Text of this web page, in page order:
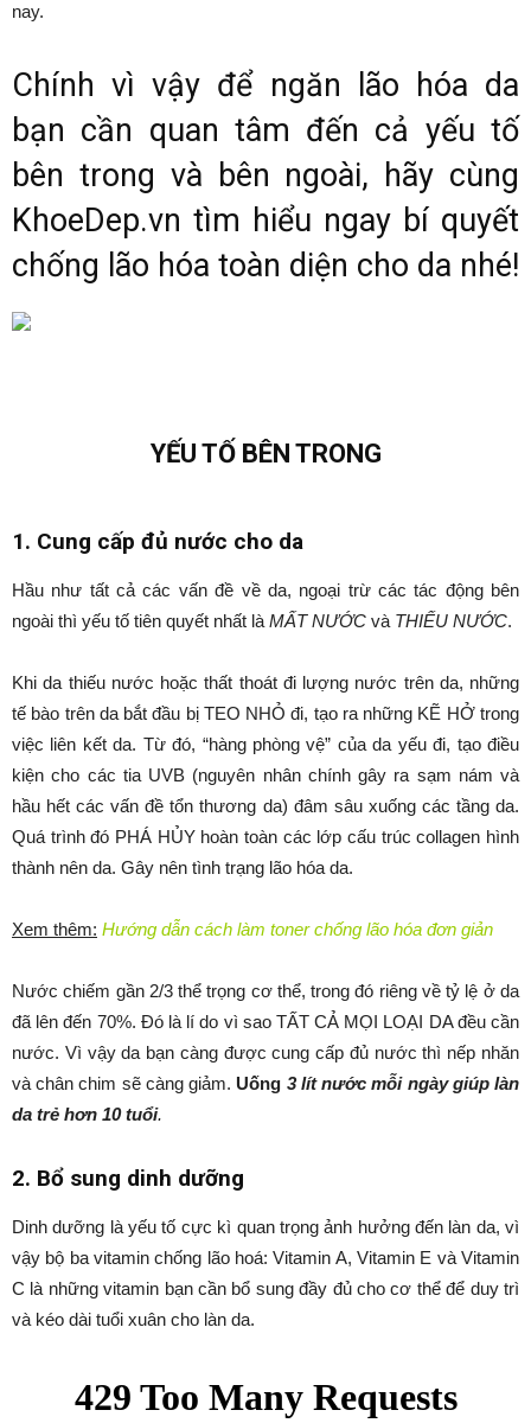
nay.
Chính vì vậy để ngăn lão hóa da
bạn cần quan tâm đến cả yếu tố
bên trong và bên ngoài, hãy cùng
KhoeDep.vn tìm hiểu ngay bí quyết
chống lão hóa toàn diện cho da nhé!
YẾU TỐ BÊN TRONG
1. Cung cấp đủ nước cho da
Hầu như tất cả các vấn đề về da, ngoại trừ các tác động bên
ngoài thì yếu tố tiên quyết nhất là MẤT NƯỚC và THIẾU NƯỚC.
Khi da thiếu nước hoặc thất thoát đi lượng nước trên da, những
tế bào trên da bắt đầu bị TEO NHỎ đi, tạo ra những KẼ HỞ trong
việc liên kết da. Từ đó, “hàng phòng vệ” của da yếu đi, tạo điều
kiện cho các tia UVB (nguyên nhân chính gây ra sạm nám và
hầu hết các vấn đề tổn thương da) đâm sâu xuống các tầng da.
Quá trình đó PHÁ HỦY hoàn toàn các lớp cấu trúc collagen hình
thành nên da. Gây nên tình trạng lão hóa da.
Xem thêm: Hướng dẫn cách làm toner chống lão hóa đơn giản
Nước chiếm gần 2/3 thể trọng cơ thể, trong đó riêng về tỷ lệ ở da
đã lên đến 70%. Đó là lí do vì sao TẤT CẢ MỌI LOẠI DA đều cần
nước. Vì vậy da bạn càng được cung cấp đủ nước thì nếp nhăn
và chân chim sẽ càng giảm. Uống 3 lít nước mỗi ngày giúp làn
da trẻ hơn 10 tuổi.
2. Bổ sung dinh dưỡng
Dinh dưỡng là yếu tố cực kì quan trọng ảnh hưởng đến làn da, vì
vậy bộ ba vitamin chống lão hoá: Vitamin A, Vitamin E và Vitamin
C là những vitamin bạn cần bổ sung đầy đủ cho cơ thể để duy trì
và kéo dài tuổi xuân cho làn da.